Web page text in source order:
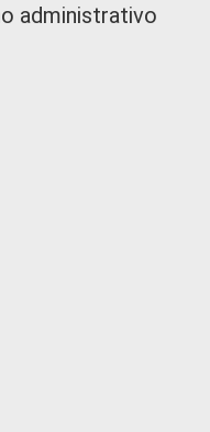
administrativo